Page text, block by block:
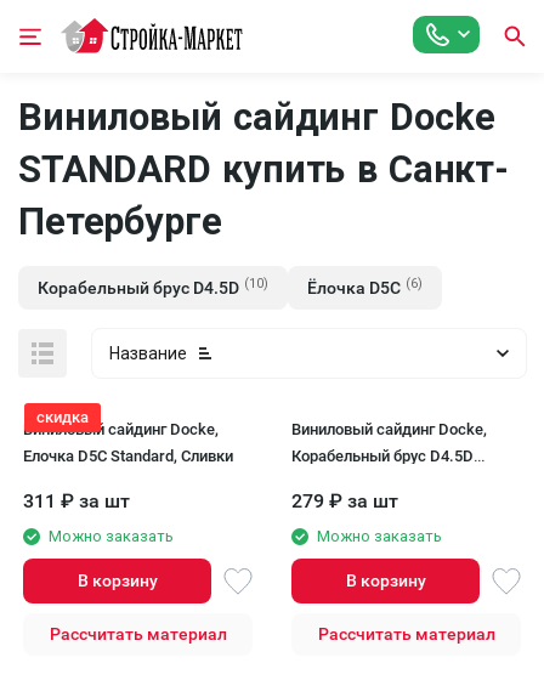
Виниловый сайдинг Docke
STANDARD купить в Санкт-
Петербурге
Корабельный брус D4.5D (10) Ёлочка D5C (6)
Название
скидка
Виниловый сайдинг Docke,
Елочка D5C Standard, Сливки
311 ₽ за шт
Можно заказать
В корзину
Рассчитать материал
Виниловый сайдинг Docke,
Корабельный брус D4.5D
279 ₽ за шт
Можно заказать
В корзину
Рассчитать материал